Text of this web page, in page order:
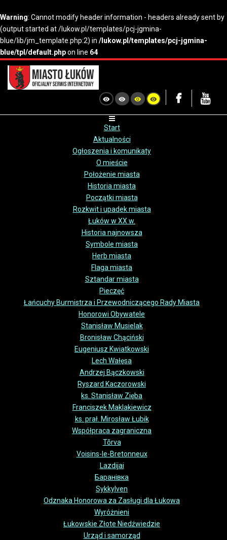
Warning: Cannot modify header information - headers already sent by
(output started at /lukow.pl/templates/pcj-jgmina-
blue/lib/jm_template.php:2) in /lukow.pl/templates/pcj-jgmina-
blue/tpl/default.phpon line 64
Start
Aktualności
Ogłoszenia i komunikaty
O mieście
Położenie miasta
Historia miasta
Początki miasta
Rozkwit i upadek miasta
Łuków w XX w.
Historia najnowsza
Symbole miasta
Herb miasta
Flaga miasta
Sztandar miasta
Pieczęć
Łańcuchy Burmistrza i Przewodniczącego Rady Miasta
Honorowi Obywatele
Stanisław Musielak
Bronisław Chąciński
Eugeniusz Kwiatkowski
Lech Wałęsa
Andrzej Bączkowski
Ryszard Kaczorowski
ks. Stanisław Zięba
Franciszek Maklakiewicz
ks. prał. Mirosław Łubik
Współpraca zagraniczna
Tõrva
Voisins-le-Bretonneux
Lazdijai
Баранівка
Sykkylven
Odznaka Honorowa za Zasługi dla Łukowa
Wyróżnieni
Łukowskie Złote Niedźwiedzie
Urząd i samorząd